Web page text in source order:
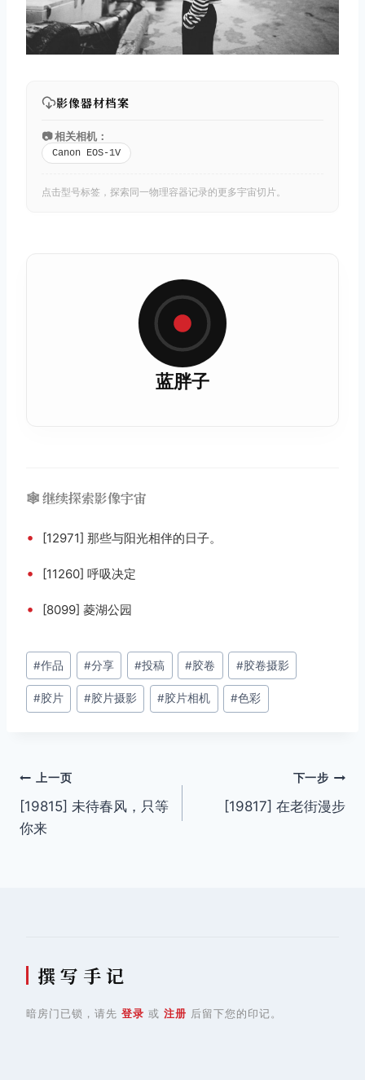
影像器材档案
📷 相关相机：
Canon EOS-1V
点击型号标签，探索同一物理容器记录的更多宇宙切片。
蓝胖子
🕸️ 继续探索影像宇宙
• [12971] 那些与阳光相伴的日子。
• [11260] 呼吸决定
• [8099] 菱湖公园
文
章
标
#作品 #分享 #投稿 #胶卷 #胶卷摄影
#胶片 #胶片摄影 #胶片相机 #色彩
文
章
上一页
[19815] 未待春风，只等
你来
下一步
[19817] 在老街漫步
撰 写 手 记
暗房门已锁，请先 登录 或 注册 后留下您的印记。